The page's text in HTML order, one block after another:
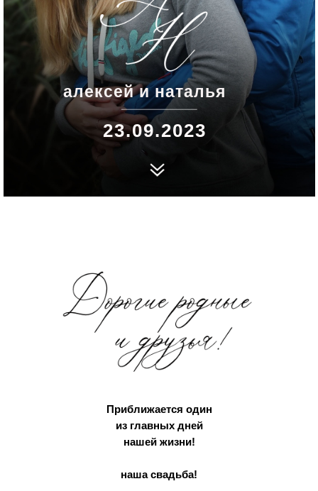
23.09.2023
алексей и наталья
Приближается один
из главных дней
нашей жизни!
наша свадьба!